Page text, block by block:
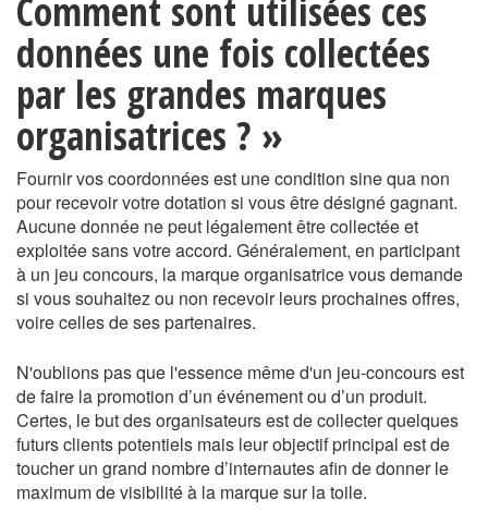
Comment sont utilisées ces
données une fois collectées
par les grandes marques
organisatrices ? »
Fournir vos coordonnées est une condition sine qua non
pour recevoir votre dotation si vous être désigné gagnant.
Aucune donnée ne peut légalement être collectée et
exploitée sans votre accord. Généralement, en participant
à un jeu concours, la marque organisatrice vous demande
si vous souhaitez ou non recevoir leurs prochaines offres,
voire celles de ses partenaires.
N'oublions pas que l'essence même d'un jeu-concours est
de faire la promotion d’un événement ou d’un produit.
Certes, le but des organisateurs est de collecter quelques
futurs clients potentiels mais leur objectif principal est de
toucher un grand nombre d’internautes afin de donner le
maximum de visibilité à la marque sur la toile.